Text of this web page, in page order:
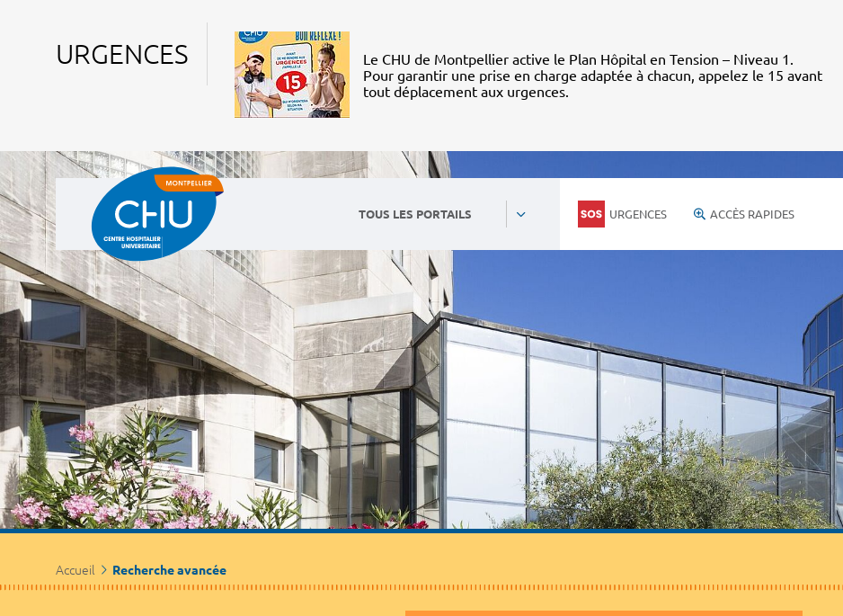
URGENCES
Le CHU de Montpellier active le Plan Hôpital en Tension – Niveau 1.
Pour garantir une prise en charge adaptée à chacun, appelez le 15 avant
tout déplacement aux urgences.
TOUS LES PORTAILS URGENCES ACCÈS RAPIDES
Accueil Recherche avancée